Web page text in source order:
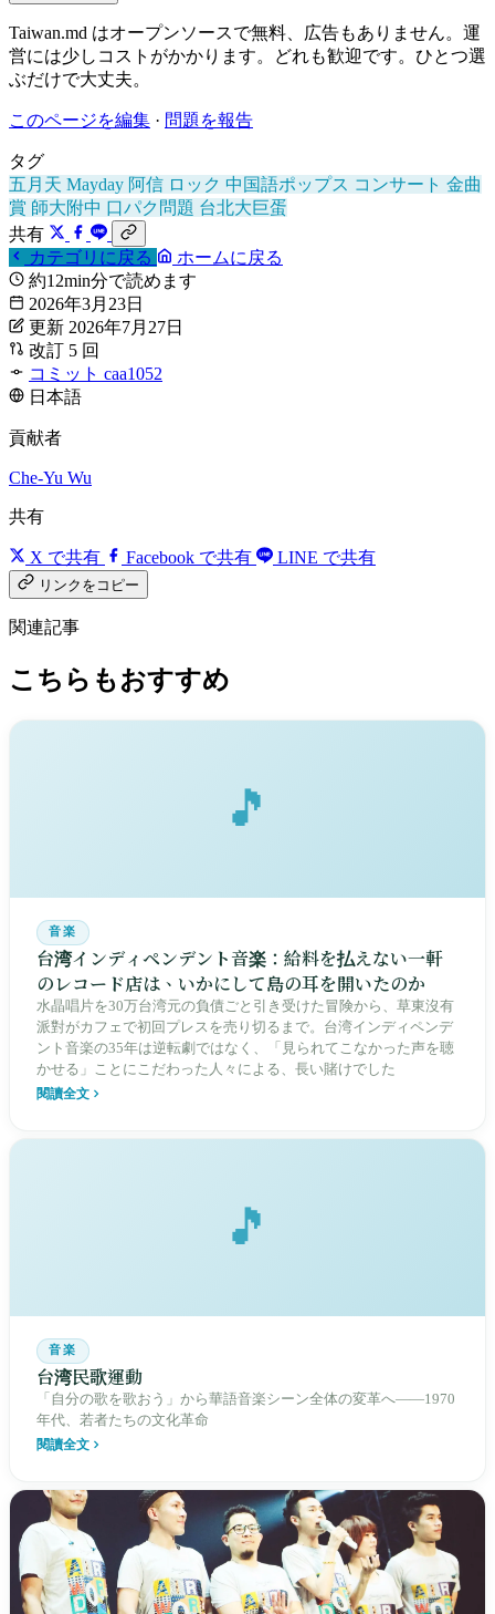
Taiwan.md はオープンソースで無料、広告もありません。運
営には少しコストがかかります。どれも歓迎です。ひとつ選
ぶだけで大丈夫。
このページを編集 · 問題を報告
タグ
五月天 Mayday 阿信 ロック 中国語ポップス コンサート 金曲
賞 師大附中 口パク問題 台北大巨蛋
共有
カテゴリに戻る
ホームに戻る
約12min分で読めます
2026年3月23日
更新 2026年7月27日
改訂 5 回
コミット caa1052
日本語
貢献者
Che-Yu Wu
共有
X で共有 Facebook で共有 LINE で共有
リンクをコピー
関連記事
こちらもおすすめ
🎵
音楽
台湾インディペンデント音楽：給料を払えない一軒
のレコード店は、いかにして島の耳を開いたのか
水晶唱片を30万台湾元の負債ごと引き受けた冒険から、草東沒有
派對がカフェで初回プレスを売り切るまで。台湾インディペンデ
ント音楽の35年は逆転劇ではなく、「見られてこなかった声を聴
かせる」ことにこだわった人々による、長い賭けでした
閱讀全文
🎵
音楽
台湾民歌運動
「自分の歌を歌おう」から華語音楽シーン全体の変革へ——1970
年代、若者たちの文化革命
閱讀全文